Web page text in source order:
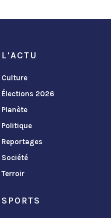
L'ACTU
Culture
Élections 2026
Planète
Politique
Reportages
Société
Terroir
SPORTS